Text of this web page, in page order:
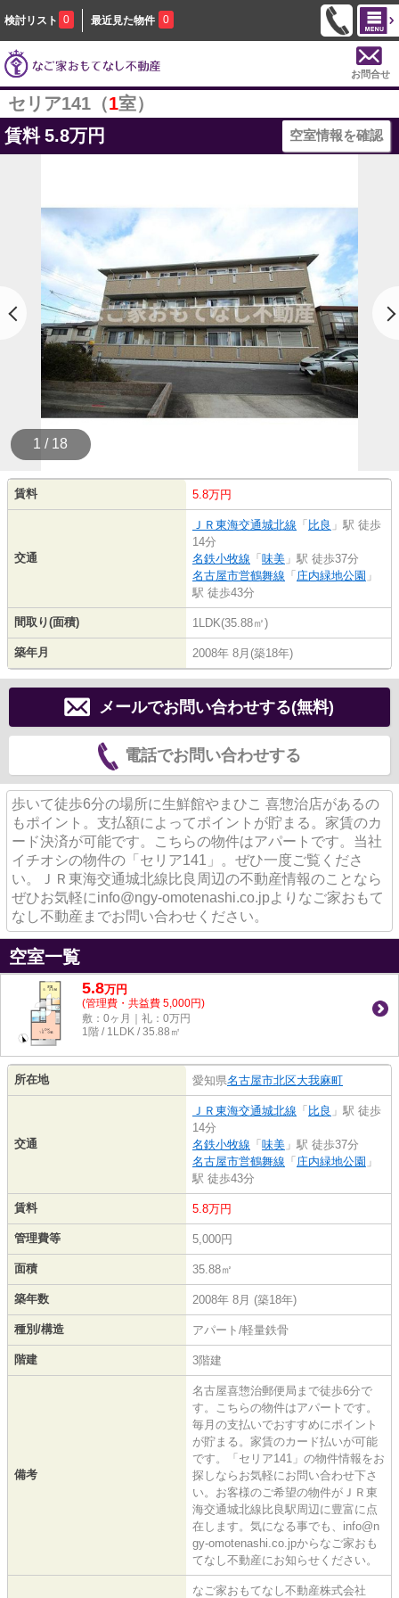
検討リスト 0 最近見た物件 0
お問合せ
セリア141（1室）
賃料 5.8万円 空室情報を確認
1 / 18
賃料 5.8万円
交通
ＪＲ東海交通城北線 「 比良 」駅 徒歩
14分
名鉄小牧線 「 味美 」駅 徒歩37分
名古屋市営鶴舞線 「 庄内緑地公園 」
駅 徒歩43分
間取り(面積) 1LDK(35.88㎡)
築年月 2008年 8月(築18年)
メールでお問い合わせする(無料)
電話でお問い合わせする
歩いて徒歩6分の場所に生鮮館やまひこ 喜惣治店があるの
もポイント。支払額によってポイントが貯まる。家賃のカ
ード決済が可能です。こちらの物件はアパートです。当社
イチオシの物件の「セリア141」。ぜひ一度ご覧くださ
い。ＪＲ東海交通城北線比良周辺の不動産情報のことなら
ぜひお気軽にinfo@ngy-omotenashi.co.jpよりなご家おもて
なし不動産までお問い合わせください。
空室一覧
5.8万円
(管理費・共益費 5,000円)
敷：0ヶ月｜礼：0万円
1階 / 1LDK / 35.88㎡
所在地 愛知県名古屋市北区大我麻町
交通
ＪＲ東海交通城北線 「 比良 」駅 徒歩
14分
名鉄小牧線 「 味美 」駅 徒歩37分
名古屋市営鶴舞線 「 庄内緑地公園 」
駅 徒歩43分
賃料 5.8万円
管理費等 5,000円
面積 35.88㎡
築年数 2008年 8月 (築18年)
種別/構造 アパート/軽量鉄骨
階建 3階建
備考
名古屋喜惣治郵便局まで徒歩6分で
す。こちらの物件はアパートです。
毎月の支払いでおすすめにポイント
が貯まる。家賃のカード払いが可能
です。「セリア141」の物件情報をお
探しならお気軽にお問い合わせ下さ
い。お客様のご希望の物件がＪＲ東
海交通城北線比良駅周辺に豊富に点
在します。気になる事でも、info@n
gy-omotenashi.co.jpからなご家おも
てなし不動産にお知らせください。
なご家おもてなし不動産株式会社